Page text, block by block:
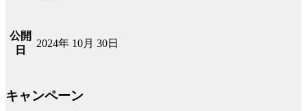
公開
日
2024年 10月 30日
キャンペーン